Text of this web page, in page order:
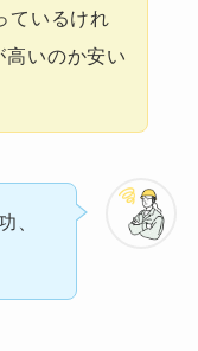
ているけれ
高いのか安い
、